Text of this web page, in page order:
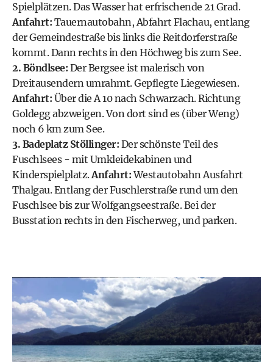
Spielplätzen. Das Wasser hat erfrischende 21 Grad.
Anfahrt: Tauernautobahn, Abfahrt Flachau, entlang
der Gemeindestraße bis links die Reitdorferstraße
kommt. Dann rechts in den Höchweg bis zum See.
2. Böndlsee: Der Bergsee ist malerisch von
Dreitausendern umrahmt. Gepflegte Liegewiesen.
Anfahrt: Über die A 10 nach Schwarzach. Richtung
Goldegg abzweigen. Von dort sind es (über Weng)
noch 6 km zum See.
3. Badeplatz Stöllinger: Der schönste Teil des
Fuschlsees- mit Umkleidekabinen und
Kinderspielplatz.Anfahrt:Westautobahn Ausfahrt
Thalgau. Entlang der Fuschlerstraße rund um den
Fuschlsee bis zur Wolfgangseestraße. Bei der
Busstation rechts in den Fischerweg, und parken.